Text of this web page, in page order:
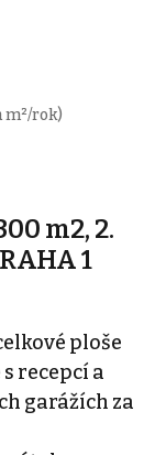
m²/rok)
m2, 2.
1
ploše
recepcí a
garážích za